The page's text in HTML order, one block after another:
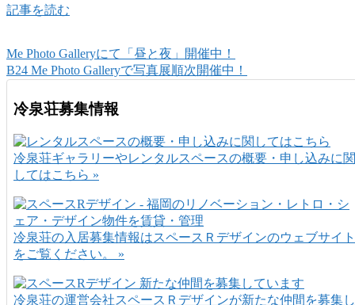
記事を読む
Me Photo Galleryにて「昼と夜」開催中！
B24 Me Photo Galleryで写真展順次開催中！
冷泉荘募集情報
冷泉荘ギャラリーやレンタルスペースの概要・申し込みに関
してはこちら »
冷泉荘の入居募集情報はスペースＲデザインのウェブサイト
をご覧ください。 »
冷泉荘の運営会社スペースＲデザインが新たな仲間を募集し